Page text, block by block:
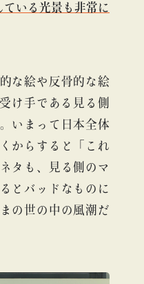
いる光景も非常に
な絵や反骨的な絵
け手である見る側
いまって日本全体
からすると「これ
タも、見る側のマ
とバッドなものに
の世の中の風潮だ